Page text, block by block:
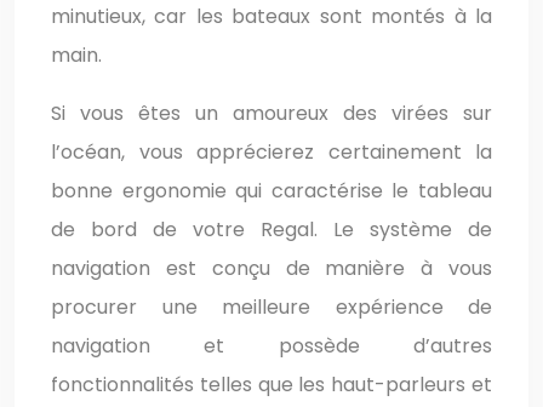
minutieux, car les bateaux sont montés à la
main.
Si vous êtes un amoureux des virées sur
l’océan, vous apprécierez certainement la
bonne ergonomie qui caractérise le tableau
de bord de votre Regal. Le système de
navigation est conçu de manière à vous
procurer une meilleure expérience de
navigation et possède d’autres
fonctionnalités telles que les haut-parleurs et